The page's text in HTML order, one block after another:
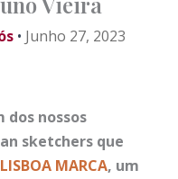
• Junho 27, 2023
dos nossos
sketchers que
LISBOA MARCA, um